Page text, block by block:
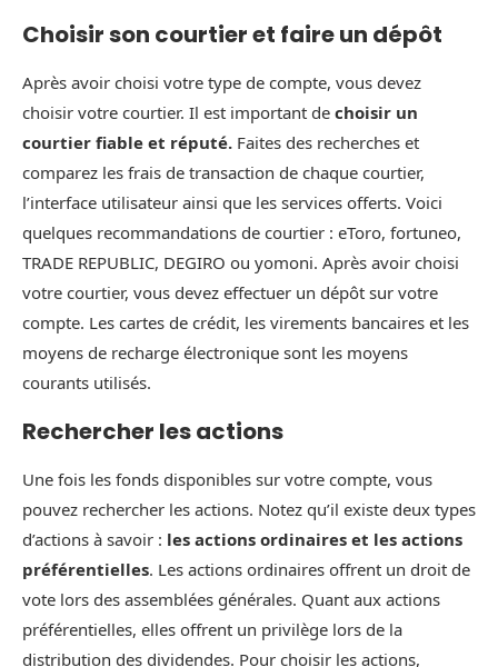
Choisir son courtier et faire un dépôt
Après avoir choisi votre type de compte, vous devez
choisir votre courtier. Il est important de choisir un
courtier fiable et réputé. Faites des recherches et
comparez les frais de transaction de chaque courtier,
l’interface utilisateur ainsi que les services offerts. Voici
quelques recommandations de courtier : eToro, fortuneo,
TRADE REPUBLIC, DEGIRO ou yomoni. Après avoir choisi
votre courtier, vous devez effectuer un dépôt sur votre
compte. Les cartes de crédit, les virements bancaires et les
moyens de recharge électronique sont les moyens
courants utilisés.
Rechercher les actions
Une fois les fonds disponibles sur votre compte, vous
pouvez rechercher les actions. Notez qu’il existe deux types
d’actions à savoir : les actions ordinaires et les actions
préférentielles. Les actions ordinaires offrent un droit de
vote lors des assemblées générales. Quant aux actions
préférentielles, elles offrent un privilège lors de la
distribution des dividendes. Pour choisir les actions,